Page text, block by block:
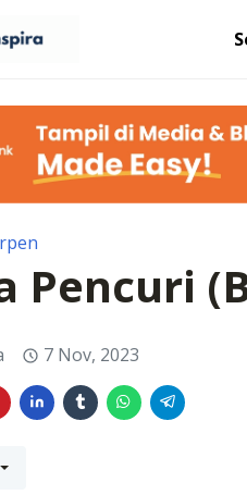
Pencuri
7 Nov, 2023